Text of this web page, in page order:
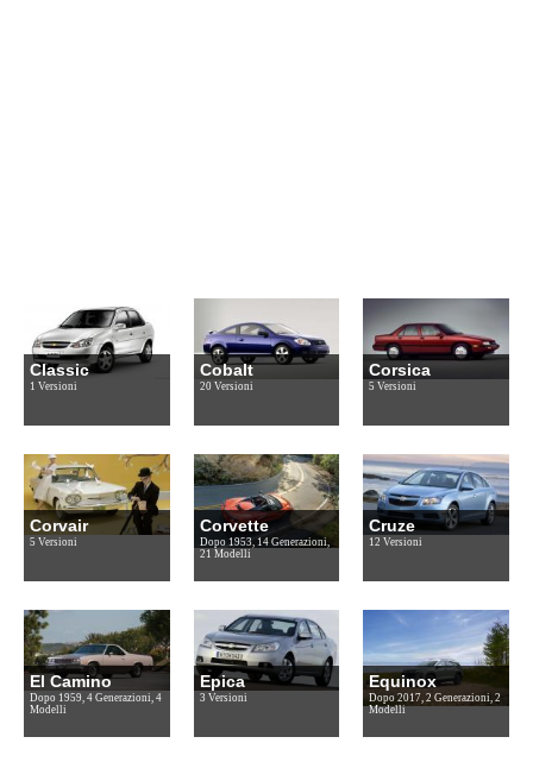
Classic
1 Versioni
Cobalt
20 Versioni
Corsica
5 Versioni
Corvair
5 Versioni
Corvette
Dopo 1953, 14 Generazioni,
21 Modelli
Cruze
12 Versioni
El Camino
Dopo 1959, 4 Generazioni, 4
Modelli
Epica
3 Versioni
Equinox
Dopo 2017, 2 Generazioni, 2
Modelli